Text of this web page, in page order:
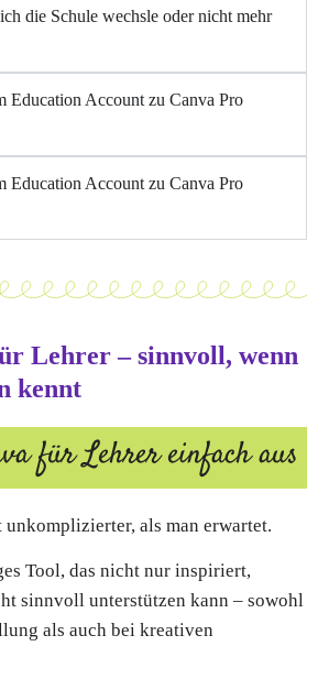
die Schule wechsle oder nicht mehr
Education Account zu Canva Pro
Education Account zu Canva Pro
Lehrer – sinnvoll, wenn
kennt
für Lehrer einfach aus
als man erwartet.
Tool, das nicht nur inspiriert,
sinnvoll unterstützen kann – sowohl
als auch bei kreativen